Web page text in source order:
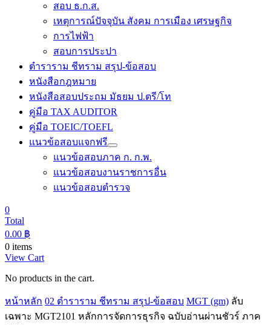
สอบ ธ.ก.ส.
เหตุการณ์ปัจจุบัน สังคม การเมือง เศรษฐกิจ
การไฟฟ้า
สอบการประปา
ตำราราม ชีทราม สรุป-ข้อสอบ
หนังสือกฎหมาย
หนังสือสอบประถม มัธยม ป.ตรี/โท
คู่มือ TAX AUDITOR
คู่มือ TOEIC/TOEFL
แนวข้อสอบแจกฟรี
แนวข้อสอบภาค ก. ก.พ.
แนวข้อสอบงานราชการอื่น
แนวข้อสอบตำรวจ
0
Total
0.00 ฿
0 items
View Cart
No products in the cart.
หน้าหลัก 02 ตำราราม ชีทราม สรุป-ข้อสอบ MGT (gm) ลับ
เฉพาะ MGT2101 หลักการจัดการธุรกิจ ฉบับอ่านผ่านชัวร์ ภาค